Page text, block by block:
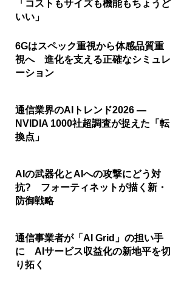
「コストもサイズも機能もちょうど
いい」
6Gはスペック重視から体感品質重
視へ 進化を支える正確なシミュレ
ーション
通信業界のAIトレンド2026 ―
NVIDIA 1000社超調査が捉えた「転
換点」
AIの武器化とAIへの攻撃にどう対
抗? フォーティネットが描く新・
防御戦略
通信事業者が「AI Grid」の担い手
に AIサービス収益化の新地平を切
り拓く